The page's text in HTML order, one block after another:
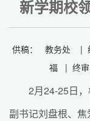
新学期校
供稿： 教务处 |
福 | 终审
2月24-25日
副书记刘盘根、